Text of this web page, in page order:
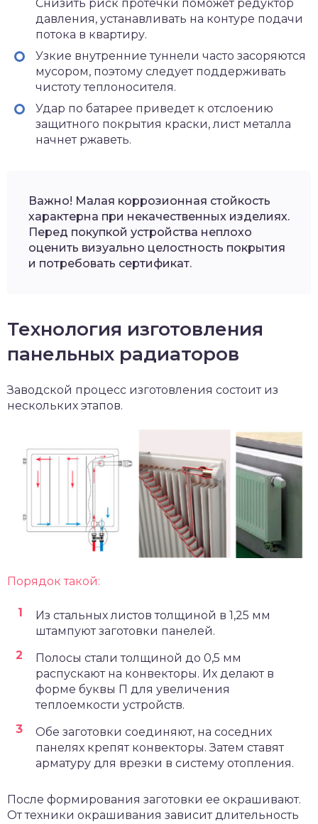
Снизить риск протечки поможет редуктор
давления, устанавливать на контуре подачи
потока в квартиру.
Узкие внутренние туннели часто засоряются
мусором, поэтому следует поддерживать
чистоту теплоносителя.
Удар по батарее приведет к отслоению
защитного покрытия краски, лист металла
начнет ржаветь.
Важно! Малая коррозионная стойкость
характерна при некачественных изделиях.
Перед покупкой устройства неплохо
оценить визуально целостность покрытия
и потребовать сертификат.
Технология изготовления
панельных радиаторов
Заводской процесс изготовления состоит из
нескольких этапов.
Порядок такой:
Из стальных листов толщиной в 1,25 мм
штампуют заготовки панелей.
Полосы стали толщиной до 0,5 мм
распускают на конвекторы. Их делают в
форме буквы П для увеличения
теплоемкости устройств.
Обе заготовки соединяют, на соседних
панелях крепят конвекторы. Затем ставят
арматуру для врезки в систему отопления.
После формирования заготовки ее окрашивают.
От техники окрашивания зависит длительность